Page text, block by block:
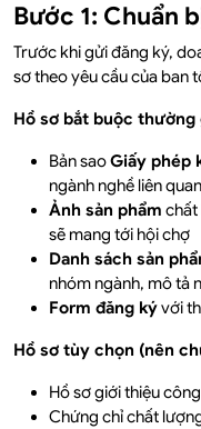
Bước 1: Chuẩn
Trước khi gửi đăng ký,
sơ theo yêu cầu của ban
Hồ sơ bắt buộc thường
Bản saoGiấy phép
ngành nghề liên
Ảnh sản phẩm chất
sẽ mang tới hội chợ
Danh sách sản
nhóm ngành, mô tả
Form đăng kývới
Hồ sơ tùy chọn (nên
Hồ sơ giới thiệu
Chứng chỉ chất